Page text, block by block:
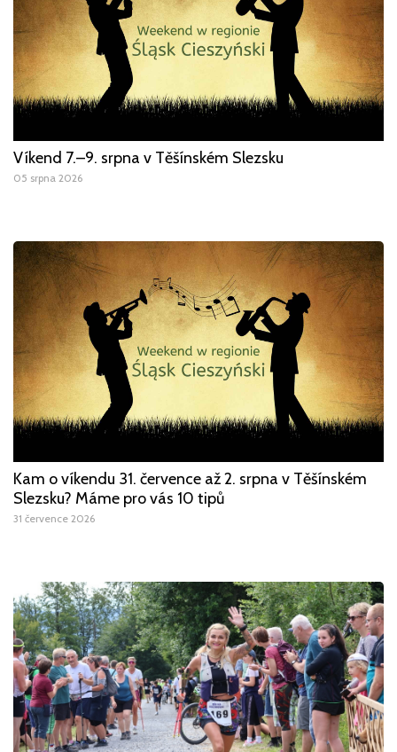
Víkend 7.–9. srpna v Těšínském Slezsku
05 srpna 2026
Kam o víkendu 31. července až 2. srpna v Těšínském
Slezsku? Máme pro vás 10 tipů
31 července 2026